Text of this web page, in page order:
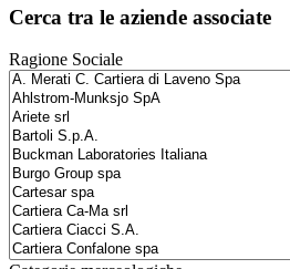
Cerca tra le aziende associate
Ragione Sociale